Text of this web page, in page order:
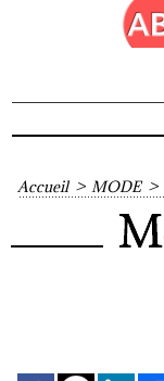
Accueil > MODE >